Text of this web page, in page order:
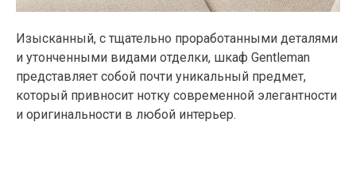
Изысканный, с тщательно проработанными деталями
и утонченными видами отделки, шкаф Gentleman
представляет собой почти уникальный предмет,
который привносит нотку современной элегантности
и оригинальности в любой интерьер.